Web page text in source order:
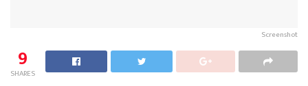
Screenshot
9
SHARES